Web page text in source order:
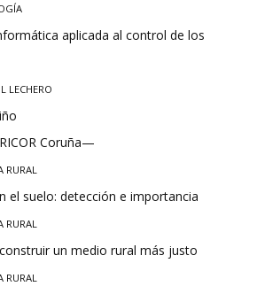
aplicada al control de los
LECHERO
Coruña—
el suelo: detección e importancia
un medio rural más justo